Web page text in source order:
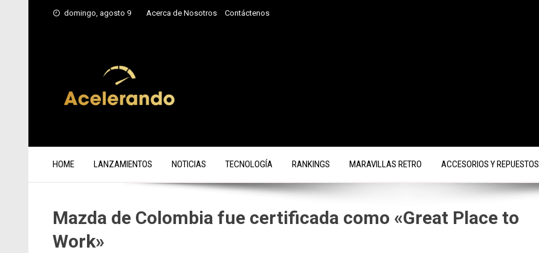
domingo, agosto 9 Acerca de Nosotros Contáctenos
HOME LANZAMIENTOS NOTICIAS TECNOLOGÍA RANKINGS MARAVILLAS RETRO ACCESORIOS Y REPUESTOS
Mazda de Colombia fue certificada como «Great Place to
Work»